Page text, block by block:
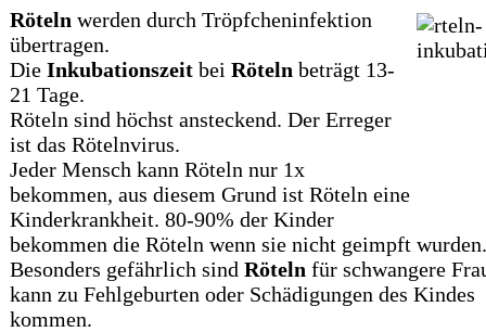
Röteln werden durch Tröpfcheninfektion
übertragen.
Die Inkubationszeitbei Röteln beträgt 13-
21 Tage.
Röteln sind höchst ansteckend. Der Erreger
ist das Rötelnvirus.
Jeder Mensch kann Röteln nur 1x
bekommen, aus diesem Grund ist Röteln eine
Kinderkrankheit. 80-90% der Kinder
bekommen die Röteln wenn sie nicht geimpft wurden.
Besonders gefährlich sind Röteln für schwangere
kann zu Fehlgeburten oder Schädigungen des Kindes
kommen.